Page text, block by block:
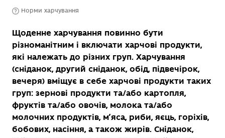
Норми харчування
Щоденне харчування повинно бути
різноманітним і включати харчові продукти,
які належать до різних груп. Харчування
(сніданок, другий сніданок, обід, підвечірок,
вечеря) вміщує в себе харчові продукти таких
груп: зернові продукти та/або картопля,
фруктів та/або овочів, молока та/або
молочних продуктів, м’яса, риби, яєць, горіхів,
бобових, насіння, а також жирів. Сніданок,